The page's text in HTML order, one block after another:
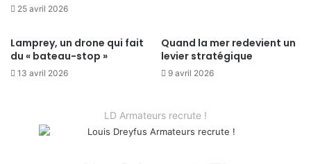
25 avril 2026
Lamprey, un drone qui fait
du « bateau-stop »
13 avril 2026
Quand la mer redevient un
levier stratégique
9 avril 2026
LD Armateurs recrute !